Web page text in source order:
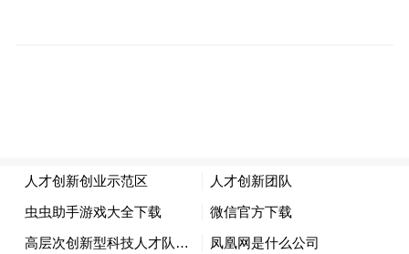
利。
4年的成长，海谱润斯在空穴传输材料、电子